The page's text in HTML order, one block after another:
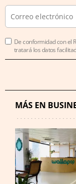
De conformidad con el
tratará los datos
MÁS EN